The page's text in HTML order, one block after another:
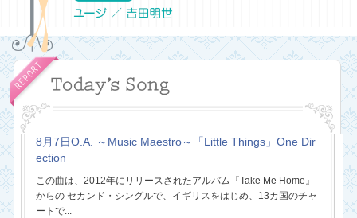
8月7日O.A. ～Music Maestro～「Little Things」One Dir
ection
この曲は、2012年にリリースされたアルバム『Take Me Home』
からの セカンド・シングルで、イギリスをはじめ、13カ国のチャ
ートで...